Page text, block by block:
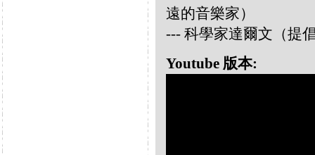
遠的音樂家）
--- 科學家達爾文（提
Youtube 版本: